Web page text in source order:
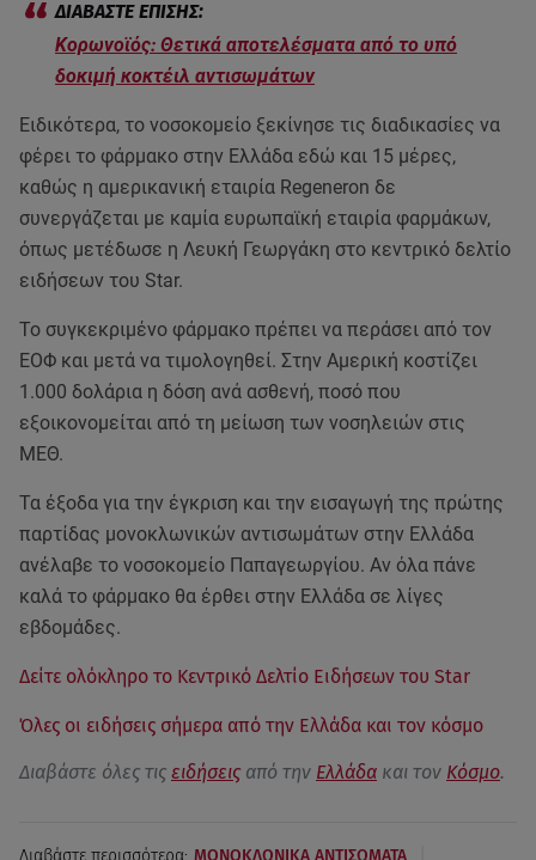
Κορωνοϊός: Θετικά αποτελέσματα από το υπό
δοκιμή κοκτέιλ αντισωμάτων
Ειδικότερα, το νοσοκομείο ξεκίνησε τις διαδικασίες να
φέρει το φάρμακο στην Ελλάδα εδώ και 15 μέρες,
καθώς η αμερικανική εταιρία Regeneron δε
συνεργάζεται με καμία ευρωπαϊκή εταιρία φαρμάκων,
όπως μετέδωσε η Λευκή Γεωργάκη στο κεντρικό δελτίο
ειδήσεων του Star.
Το συγκεκριμένο φάρμακο πρέπει να περάσει από τον
ΕΟΦ και μετά να τιμολογηθεί. Στην Αμερική κοστίζει
1.000 δολάρια η δόση ανά ασθενή, ποσό που
εξοικονομείται από τη μείωση των νοσηλειών στις
ΜΕΘ.
Τα έξοδα για την έγκριση και την εισαγωγή της πρώτης
παρτίδας μονοκλωνικών αντισωμάτων στην Ελλάδα
ανέλαβε το νοσοκομείο Παπαγεωργίου. Αν όλα πάνε
καλά το φάρμακο θα έρθει στην Ελλάδα σε λίγες
εβδομάδες.
Δείτε ολόκληρο το Κεντρικό Δελτίο Ειδήσεων του Star
Όλες οι ειδήσεις σήμερα από την Ελλάδα και τον κόσμο
Διαβάστε όλες τις ειδήσεις από την Ελλάδα και τον Κόσμο.
Διαβάστε περισσότερα: ΜΟΝΟΚΛΩΝΙΚΑ ΑΝΤΙΣΩΜΑΤΑ